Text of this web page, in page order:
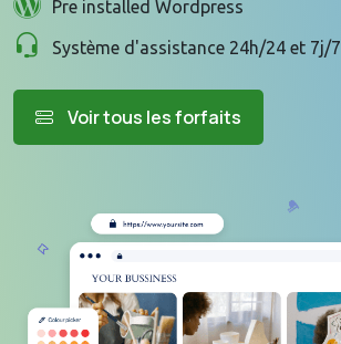
Pre installed Wordpress
Système d'assistance 24h/24 et 7j/7
Voir tous les forfaits